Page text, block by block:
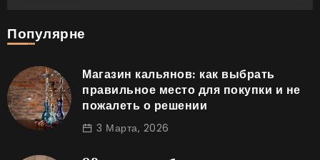
Популярне
Магазин кальянов: как выбрать
правильное место для покупки и не
пожалеть о решении
3 Марта, 2026